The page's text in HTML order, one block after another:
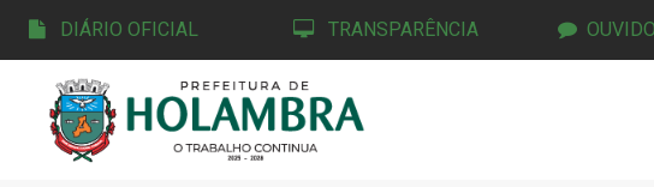
DIÁRIO OFICIAL TRANSPARÊNCIA